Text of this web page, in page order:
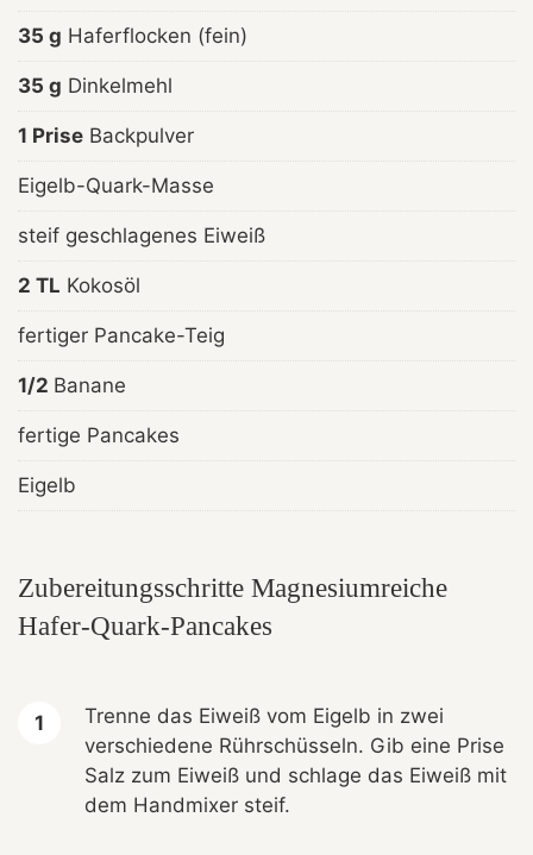
35 g Haferflocken (fein)
35 g Dinkelmehl
1 Prise Backpulver
Eigelb-Quark-Masse
steif geschlagenes Eiweiß
2 TL Kokosöl
fertiger Pancake-Teig
1/2 Banane
fertige Pancakes
Eigelb
Zubereitungsschritte Magnesiumreiche
Hafer-Quark-Pancakes
Trenne das Eiweiß vom Eigelb in zwei
verschiedene Rührschüsseln. Gib eine Prise
Salz zum Eiweiß und schlage das Eiweiß mit
dem Handmixer steif.